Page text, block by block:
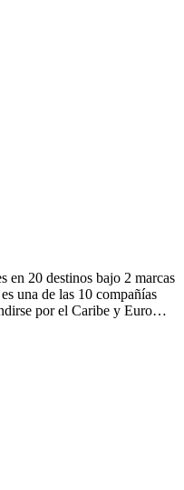
en 20 destinos bajo 2 marcas
una de las 10 compañías
por el Caribe y Euro…